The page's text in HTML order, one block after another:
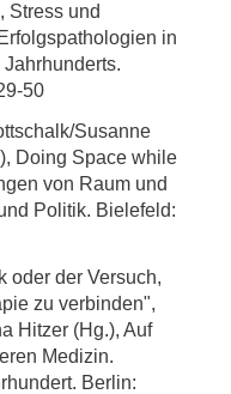
Stress und
in
50
Susanne
Doing Space while
von Raum und
Politik. Bielefeld:
oder der Versuch,
zu verbinden",
Hitzer (Hg.), Auf
Medizin.
Berlin: